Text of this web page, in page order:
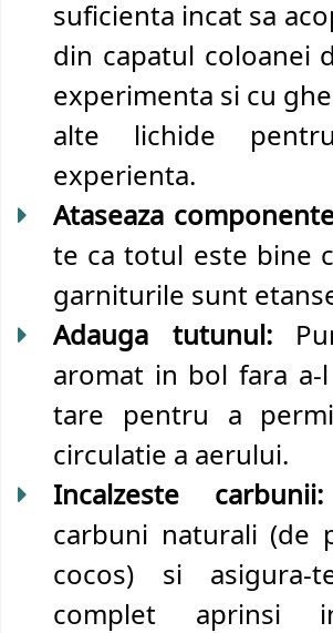
suficienta incat sa
din capatul coloanei
experimenta si cu
alte lichide
experienta.
Ataseaza
te ca totul este bine
garniturile sunt
Adauga tutunul:
aromat in bol fara a-
tare pentru a
circulatie a aerului.
Incalzeste carbunii:
carbuni naturali (de
cocos) si
complet aprinsi